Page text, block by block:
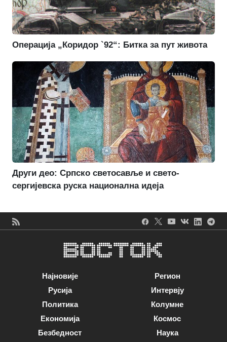
Операција „Коридор `92“: Битка за пут живота
Други део: Српско светосавље и свето-
сергијевска руска национална идеја
Најновије
Русија
Политика
Економија
Безбедност
Регион
Интервју
Колумне
Космос
Наука